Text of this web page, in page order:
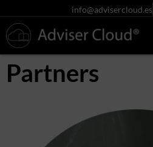
info@advisercloud.es
Partners